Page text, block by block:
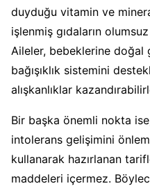
duyduğu vitamin ve
işlenmiş gıdaların
Aileler, bebeklerine doğal
bağışıklık sistemini
alışkanlıklar
Bir başka önemli nokta
intolerans gelişimini
kullanarak hazırlanan
maddeleri içermez.